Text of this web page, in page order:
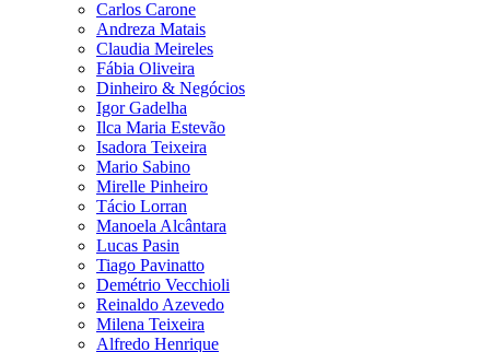
Carlos Carone
Andreza Matais
Claudia Meireles
Fábia Oliveira
Dinheiro & Negócios
Igor Gadelha
Ilca Maria Estevão
Isadora Teixeira
Mario Sabino
Mirelle Pinheiro
Tácio Lorran
Manoela Alcântara
Lucas Pasin
Tiago Pavinatto
Demétrio Vecchioli
Reinaldo Azevedo
Milena Teixeira
Alfredo Henrique